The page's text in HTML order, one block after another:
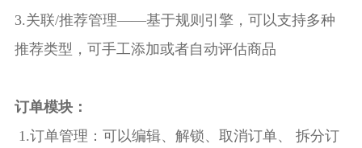
3.关联/推荐管理――基于规则引擎，可以支持多种
推荐类型，可手工添加或者自动评估商品
订单模块：
1.订单管理：可以编辑、解锁、取消订单、 拆分订